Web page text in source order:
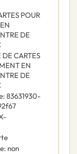
POUR
DE
CARTES
EN
DE
: 83631930-
: non